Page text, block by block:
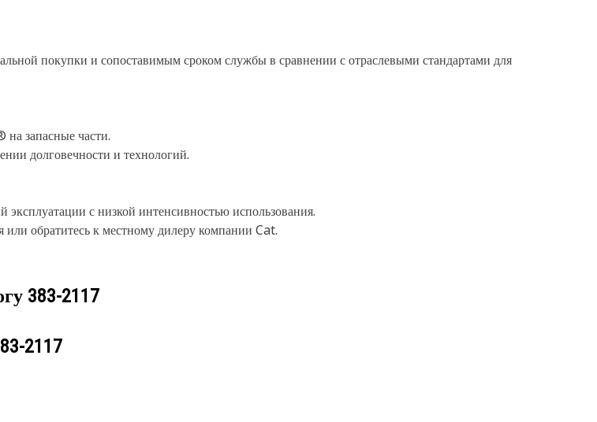
покупки и сопоставимым сроком службы в сравнении с отраслевыми стандартами для
на запасные части.
долговечности и технологий.
с низкой интенсивностью использования.
обратитесь к местному дилеру компании Cat.
383-2117
2117